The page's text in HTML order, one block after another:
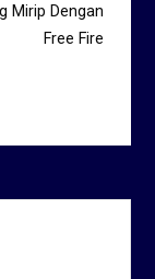
Mirip Dengan
Free Fire